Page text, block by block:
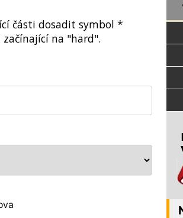
části dosadit symbol *
začínající na "hard".